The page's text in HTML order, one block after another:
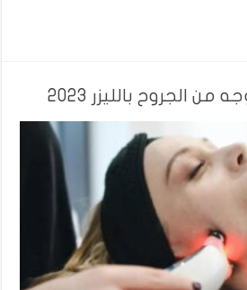
الجروح بالليزر 2023